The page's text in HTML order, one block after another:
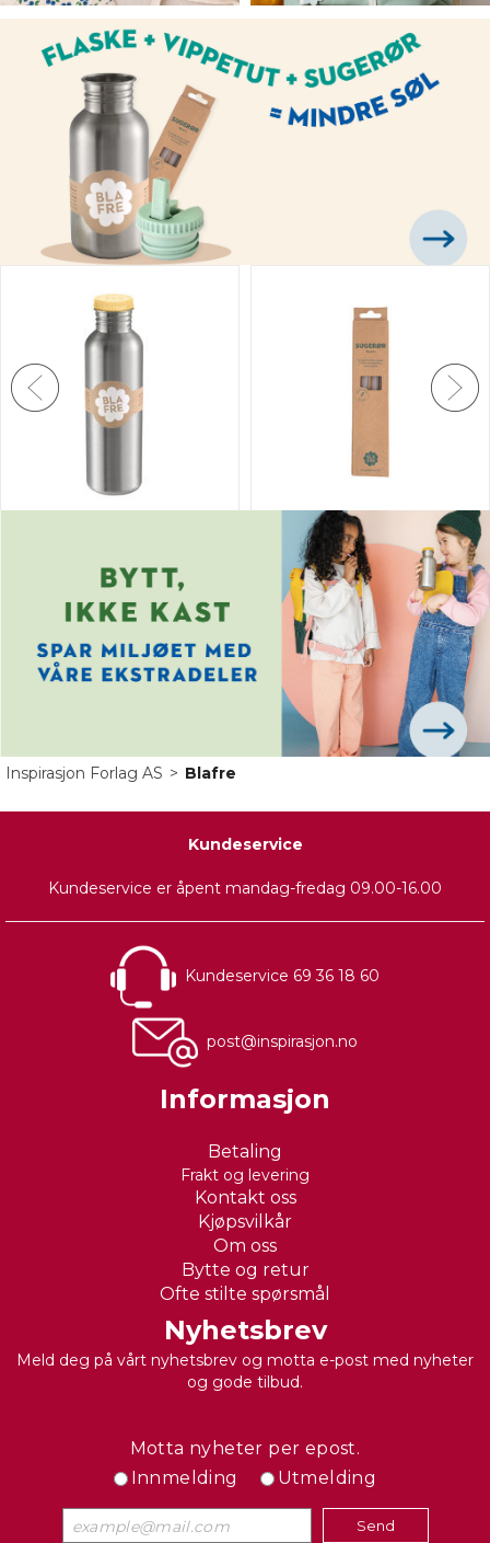
50+på lager
219,-
Blafre sugerør til
vippetut - 500 ml
Karakter: 5.0 av
50+ på lager
59,-
Inspirasjon Forlag AS>Blafre
Kundeservice
Kundeservice er åpent mandag-fredag 09.00-16.00
Kundeservice 69 36 18 60
post@inspirasjon.no
Informasjon
Betaling
Frakt og levering
Kontakt oss
Kjøpsvilkår
Om oss
Bytte og retur
Ofte stilte spørsmål
Nyhetsbrev
Meld deg på vårt nyhetsbrev og motta e-post med nyheter
og gode tilbud.
Motta nyheter per epost.
Innmelding
Utmelding